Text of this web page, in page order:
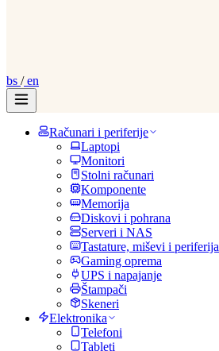
bs /en
Računari i periferije
Laptopi
Monitori
Stolni računari
Komponente
Memorija
Diskovi i pohrana
Serveri i NAS
Tastature, miševi i periferija
Gaming oprema
UPS i napajanje
Štampači
Skeneri
Elektronika
Telefoni
Tableti